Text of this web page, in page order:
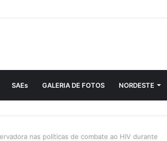
SAEs GALERIA DE FOTOS NORDESTE
nas políticas de combate ao HIV durante